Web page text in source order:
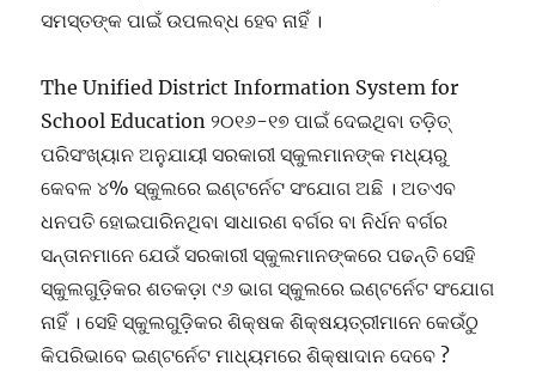
ସମସ୍ତଙ୍କ ପାଇଁ ଉପଲବ୍ଧ ହେବ ନାହିଁ ।
The Unified District Information System for
School Education ୨୦୧୬-୧୭ ପାଇଁ ଦେଇଥିବା ତଡ଼ିତ୍
ପରିସଂଖ୍ୟାନ ଅନୁଯାୟୀ ସରକାରୀ ସ୍କୁଲମାନଙ୍କ ମଧ୍ୟରୁ
କେବଳ ୪% ସ୍କୁଲରେ ଇଣ୍ଟର୍ନେଟ ସଂଯୋଗ ଅଛି । ଅତଏବ
ଧନପତି ହୋଇପାରିନଥିବା ସାଧାରଣ ବର୍ଗର ବା ନିର୍ଧନ ବର୍ଗର
ସନ୍ତାନମାନେ ଯେଉଁ ସରକାରୀ ସ୍କୁଲମାନଙ୍କରେ ପଢନ୍ତି ସେହି
ସ୍କୁଲଗୁଡ଼ିକର ଶତକଡ଼ା ୯୬ ଭାଗ ସ୍କୁଲରେ ଇଣ୍ଟର୍ନେଟ ସଂଯୋଗ
ନାହିଁ । ସେହି ସ୍କୁଲଗୁଡ଼ିକର ଶିକ୍ଷକ ଶିକ୍ଷୟତ୍ରୀମାନେ କେଉଁଠୁ
କିପରିଭାବେ ଇଣ୍ଟର୍ନେଟ ମାଧ୍ୟମରେ ଶିକ୍ଷାଦାନ ଦେବେ ?